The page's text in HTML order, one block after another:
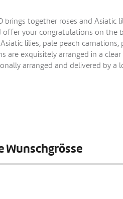
brings together roses and Asiatic
offer your congratulations on the
lilies, pale peach carnations,
are exquisitely arranged in a clear
arranged and delivered by a
Wunschgrösse